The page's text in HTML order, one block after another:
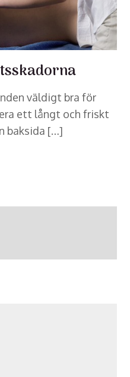
väldigt bra för
ett långt och friskt
baksida […]